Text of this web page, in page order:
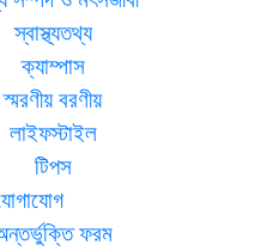
স্বাস্থ্যতথ্য
ক্যাম্পাস
স্মরণীয় বরণীয়
লাইফস্টাইল
টিপস
ফরম